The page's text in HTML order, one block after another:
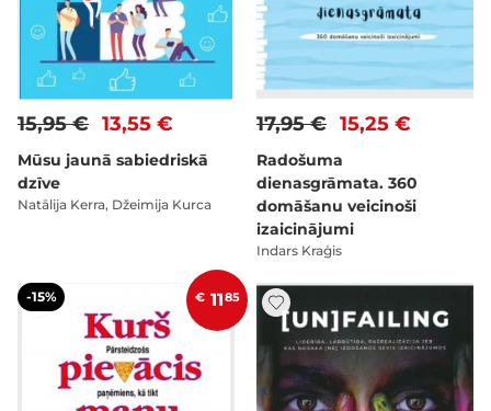
13,55 €
15,95 €
Mūsu jaunā sabiedriskā
dzīve
Natālija Kerra, Džeimija Kurca
15,25 €
17,95 €
Radošuma
dienasgrāmata. 360
domāšanu veicinoši
izaicinājumi
Indars Kraģis
-15% € 1185